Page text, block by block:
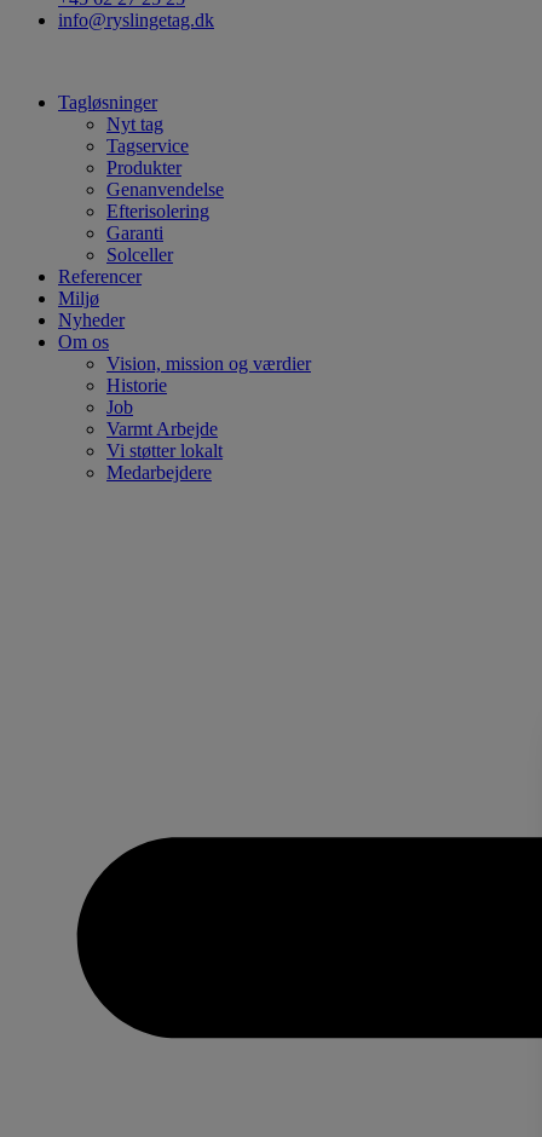
info@ryslingetag.dk
Tagløsninger
Nyt tag
Tagservice
Produkter
Genanvendelse
Efterisolering
Garanti
Solceller
Referencer
Miljø
Nyheder
Om os
Vision, mission og værdier
Historie
Job
Varmt Arbejde
Vi støtter lokalt
Medarbejdere